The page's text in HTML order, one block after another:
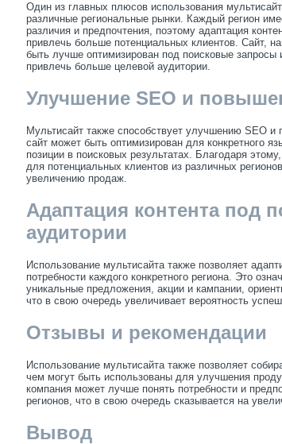
Один из главных плюсов использования
различные региональные рынки. Каждый регион
различия и предпочтения, поэтому адаптация
привлечь больше потенциальных клиентов. Сайт,
быть лучше оптимизирован под поисковые запросы
привлечь больше целевой аудитории.
Улучшение SEO и
Мультисайт также способствует улучшению SEO
сайт может быть оптимизирован для конкретного
позиции в поисковых результатах. Благодаря
для потенциальных клиентов из различных
увеличению продаж.
Адаптация контента под
аудитории
Использование мультисайта также позволяет
потребности каждого конкретного региона. Это
уникальные предложения, акции и кампании,
что в свою очередь увеличивает вероятность
Отзывы и рекомендации
Использование мультисайта также позволяет
чем могут быть использованы для улучшения
компания может лучше понять потребности и
регионов, что в свою очередь сказывается на
Вывод